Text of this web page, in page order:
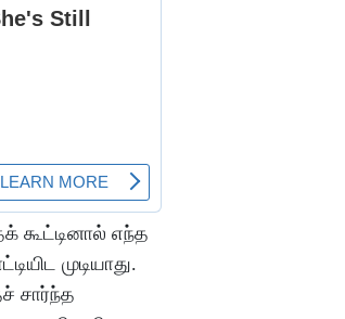
கூட்டினால் எந்த
முடியாது.
சார்ந்த